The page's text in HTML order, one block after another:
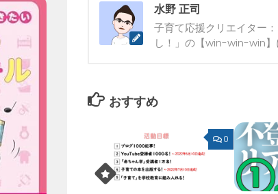
水野 正司
子育て応援クリエイター
し！」の【win-win-win】
おすすめ
0